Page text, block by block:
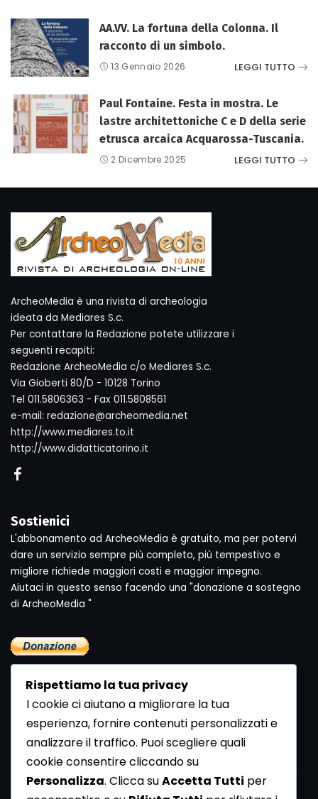
AA.VV. La fortuna della Colonna. Il
racconto di un simbolo.
13 Gennaio 2026 LEGGI TUTTO
Paul Fontaine. Festa in mostra. Le
lastre architettoniche C e D della serie
etrusca arcaica Acquarossa-Tuscania.
2 Dicembre 2025 LEGGI TUTTO
ArcheoMedia è una rivista di archeologia
ideata da Mediares S.c.
Per contattare la Redazione potete utilizzare i
seguenti recapiti:
Redazione ArcheoMedia c/o Mediares S.c.
Via Gioberti 80/D - 10128 Torino
Tel 011.5806363 - Fax 011.5808561
e-mail: redazione@archeomedia.net
http://www.mediares.to.it
http://www.didatticatorino.it
Sostienici
L'abbonamento ad ArcheoMedia è gratuito, ma per potervi
dare un servizio sempre più completo, più tempestivo e
migliore richiede maggiori costi e maggior impegno.
Aiutaci in questo senso facendo una "donazione a sostegno
di ArcheoMedia "
Newsletter
Se vuoi ricevere la Rivista gratuita di archeologia realizzata
dalla Redazione di ArcheoMedia iscriviti alla nostra
Rispettiamo la tua privacy
I cookie ci aiutano a migliorare la tua
esperienza, fornire contenuti personalizzati e
analizzare il traffico. Puoi scegliere quali
cookie consentire cliccando su
Personalizza. Clicca suAccetta Tutti per